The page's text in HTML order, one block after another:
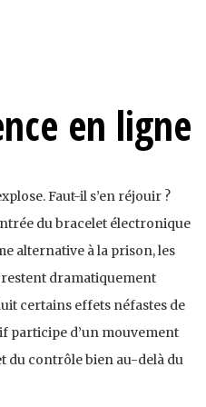
en ligne
Faut-il s’en réjouir ?
du bracelet électronique
alternative à la prison, les
dramatiquement
certains effets néfastes de
participe d’un mouvement
du contrôle bien au-delà du